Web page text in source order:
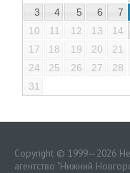
3
4 5 6 7
10
11 12 13 14
17
18 19 20 21
24
25 26 27 28
31
Copyright © 1999—2026
агентство "Нижний